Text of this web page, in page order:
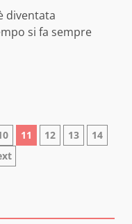
diventata
si fa sempre
11 12 13
14